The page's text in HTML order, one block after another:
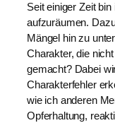
Seit einiger Zeit
aufzuräumen.
Mängel hin zu
Charakter, die
gemacht? Dabei
Charakterfehler
wie ich anderen
Opferhaltung,